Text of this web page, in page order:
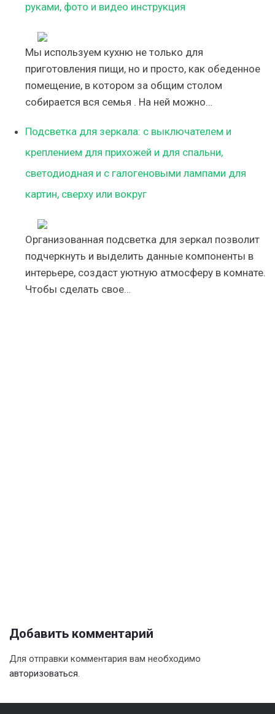
руками, фото и видео инструкция
Мы используем кухню не только для
приготовления пищи, но и просто, как обеденное
помещение, в котором за общим столом
собирается вся семья . На ней можно…
Подсветка для зеркала: с выключателем и
креплением для прихожей и для спальни,
светодиодная и с галогеновыми лампами для
картин, сверху или вокруг
Организованная подсветка для зеркал позволит
подчеркнуть и выделить данные компоненты в
интерьере, создаст уютную атмосферу в комнате.
Чтобы сделать свое…
Добавить комментарий
Для отправки комментария вам необходимо
авторизоваться